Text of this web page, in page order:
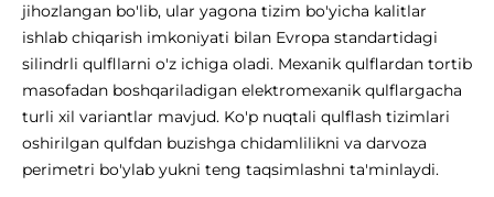
jihozlangan bo'lib, ular yagona tizim bo'yicha kalitlar
ishlab chiqarish imkoniyati bilan Evropa standartidagi
silindrli qulfllarni o'z ichiga oladi. Mexanik qulflardan tortib
masofadan boshqariladigan elektromexanik qulflargacha
turli xil variantlar mavjud. Ko'p nuqtali qulflash tizimlari
oshirilgan qulfdan buzishga chidamlilikni va darvoza
perimetri bo'ylab yukni teng taqsimlashni ta'minlaydi.